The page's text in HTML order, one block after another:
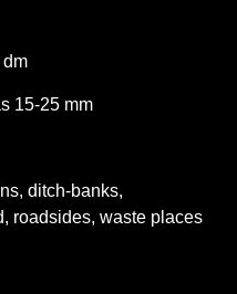
dm
15-25 mm
ditch-banks,
roadsides, waste places